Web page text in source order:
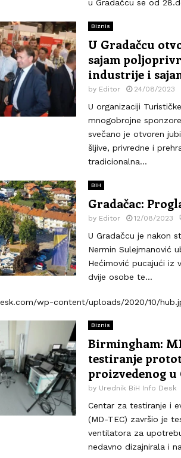
u Gradačcu se od
Biznis
U Gradačcu
sajam
industrije i
by Editor 24/08/2023
U organizaciji
mnogobrojne
svečano je otvoren
šljive, privredne i
tradicionalna...
BiH
Gradačac:
by Editor 12/08/2023
U Gradačcu je nakon
Nermin Sulejmanović
Hećimović pucajući iz
dvije osobe te...
wp-content/uploads/2020/10/
Biznis
Birmingham:
testiranje
proizvedenog u
by Urednik BiH Info Desk
Centar za testiranje i
(MD-TEC) završio je
ventilatora za
nedavno dizajnirala i